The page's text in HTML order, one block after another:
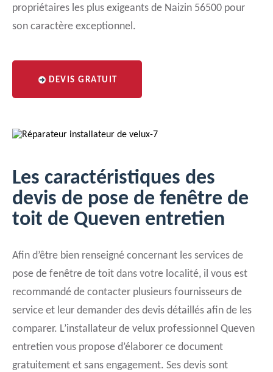
propriétaires les plus exigeants de Naizin 56500 pour
son caractère exceptionnel.
DEVIS GRATUIT
Les caractéristiques des
devis de pose de fenêtre de
toit de Queven entretien
Afin d’être bien renseigné concernant les services de
pose de fenêtre de toit dans votre localité, il vous est
recommandé de contacter plusieurs fournisseurs de
service et leur demander des devis détaillés afin de les
comparer. L’installateur de velux professionnel Queven
entretien vous propose d’élaborer ce document
gratuitement et sans engagement. Ses devis sont